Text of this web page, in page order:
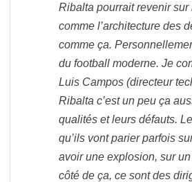
Ribalta pourrait revenir
comme l’architecture des
comme ça.
du football moderne. Je
Luis Campos (directeur
Ribalta c’est un peu ça
qualités et leurs défauts.
qu’ils vont parier parfois
avoir une explosion, sur
côté de ça, ce sont des